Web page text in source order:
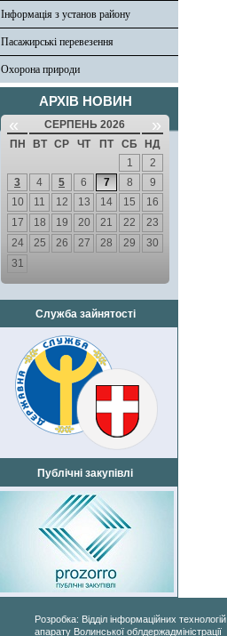
Інформація з установ району
Пасажирські перевезення
Охорона природи
АРХІВ НОВИН
« СЕРПЕНЬ 2026 »
ПН ВТ СР ЧТ ПТ СБ
НД
1
2
3
4 5 6 7 8
9
10
11 12 13 14 15
16
17
18 19 20 21 22
23
24
25 26 27 28 29
30
31
Служба зайнятості
Публічні закупівлі
Розробка: Відділ інформаційних технологій
апарату Волинської облдержадміністрації